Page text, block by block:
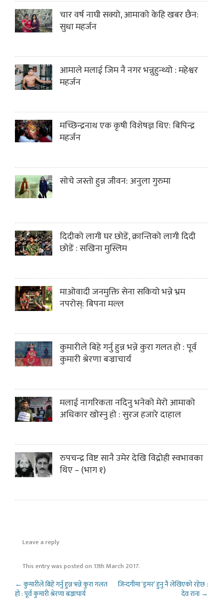
चार वर्ष नाघी सक्यो, आमाको केहि खबर छैन:
सुधा महर्जन
आमाले मलाई जिम नै नगर भन्नुहुन्थ्यो : महेश्वर
महर्जन
मच्छिन्द्रनाथ एक कृषी विशेषज्ञ थिए: बिपिन्द्र
महर्जन
सोचे जस्तो हुन्न जीवन: अनुला गुरुमा
दिदीको लागी घर छोडें, क्रान्तिको लागी दिदी
छोडें : सखिना मुस्लिम
माओवादी जनमुक्ति सेना सकियो भन्ने भ्रम
नपरोस्: बिपना मल्ल
कुमारीले बिहे गर्नु हुन्न भन्ने कुरा गलत हो : पूर्व
कुमारी श्रेरणा बज्राचार्य
मलाई नागरिकता नदिनु भनेको मेरो आमाको
अधिकार खोस्नु हो : सुरज हजारे दाहाल
रुपचन्द्र विष्ट सानै उमेर देखि विद्रोही स्वभावका
थिए – (भाग १)
Leave a reply
This entry was posted on 13th March 2017.
Post navigation
← कुमारीले बिहे गर्नु हुन्न भन्ने कुरा गलत
हो : पूर्व कुमारी श्रेरणा बज्राचार्य
जिन्दगीमा ‘ड्रमर’ हुनु नै लेखिएको रहेछ :
देव राना→